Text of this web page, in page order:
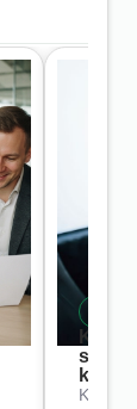
Kaip